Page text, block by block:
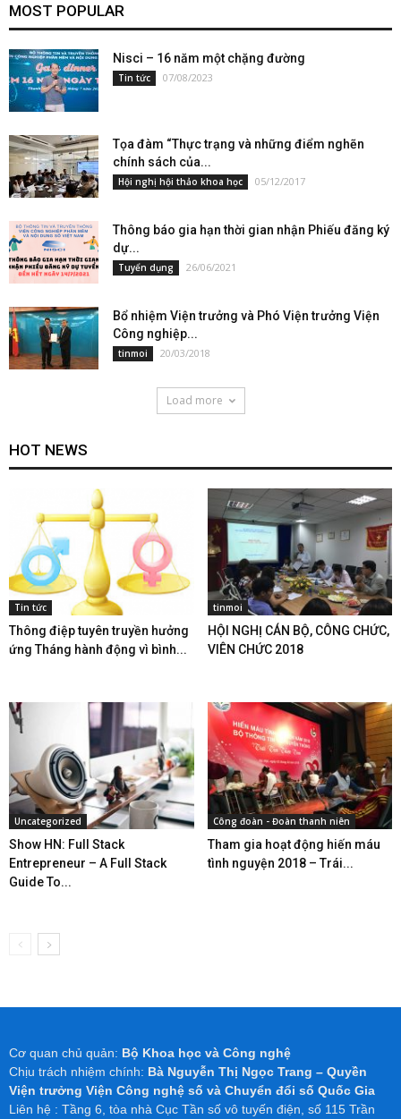
MOST POPULAR
Nisci – 16 năm một chặng đường
Tin tức 07/08/2023
Tọa đàm “Thực trạng và những điểm nghẽn
chính sách của...
Hội nghị hội thảo khoa học 05/12/2017
Thông báo gia hạn thời gian nhận Phiếu đăng ký
dự...
Tuyển dụng 26/06/2021
Bổ nhiệm Viện trưởng và Phó Viện trưởng Viện
Công nghiệp...
tinmoi 20/03/2018
Load more
HOT NEWS
Tin tức
Thông điệp tuyên truyền hưởng
ứng Tháng hành động vì bình...
tinmoi
HỘI NGHỊ CÁN BỘ, CÔNG CHỨC,
VIÊN CHỨC 2018
Uncategorized
Show HN: Full Stack
Entrepreneur – A Full Stack
Guide To...
Công đoàn - Đoàn thanh niên
Tham gia hoạt động hiến máu
tình nguyện 2018 – Trái...
Cơ quan chủ quản: Bộ Khoa học và Công nghệ
Chịu trách nhiệm chính: Bà Nguyễn Thị Ngọc Trang – Quyền
Viện trưởng Viện Công nghệ số và Chuyển đổi số Quốc Gia
Liên hệ : Tầng 6, tòa nhà Cục Tần số vô tuyến điện, số 115 Trần